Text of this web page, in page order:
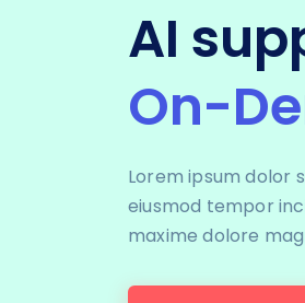
AI
On-
Lorem ipsum dolor
eiusmod tempor
maxime dolore